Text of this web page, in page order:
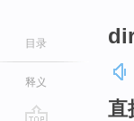
目录
释义
直